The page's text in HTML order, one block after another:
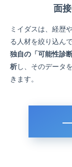
面
ミイダスは、経歴
る人材を絞り込ん
独自の「可能性診
析し、そのデータ
きます。